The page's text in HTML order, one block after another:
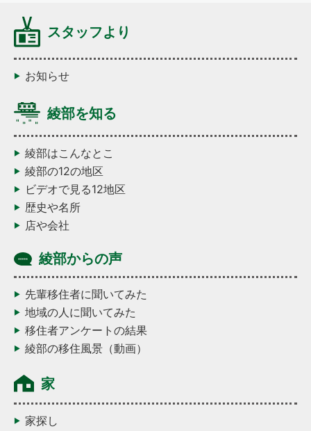
スタッフより
お知らせ
綾部を知る
綾部はこんなとこ
綾部の12の地区
ビデオで見る12地区
歴史や名所
店や会社
綾部からの声
先輩移住者に聞いてみた
地域の人に聞いてみた
移住者アンケートの結果
綾部の移住風景（動画）
家
家探し